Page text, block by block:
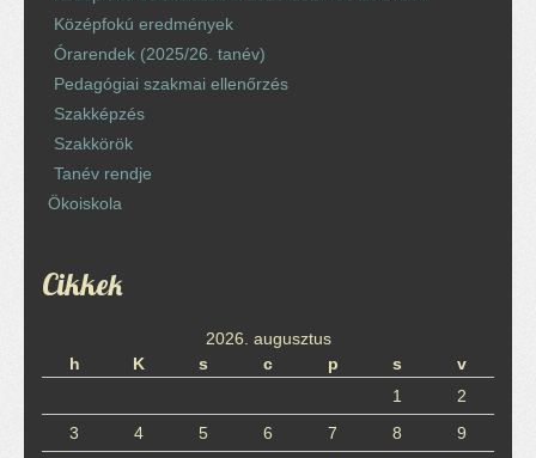
Középfokú eredmények
Órarendek (2025/26. tanév)
Pedagógiai szakmai ellenőrzés
Szakképzés
Szakkörök
Tanév rendje
Ökoiskola
Cikkek
2026. augusztus
h
K s c p s
v
1
2
3
4 5 6 7 8
9